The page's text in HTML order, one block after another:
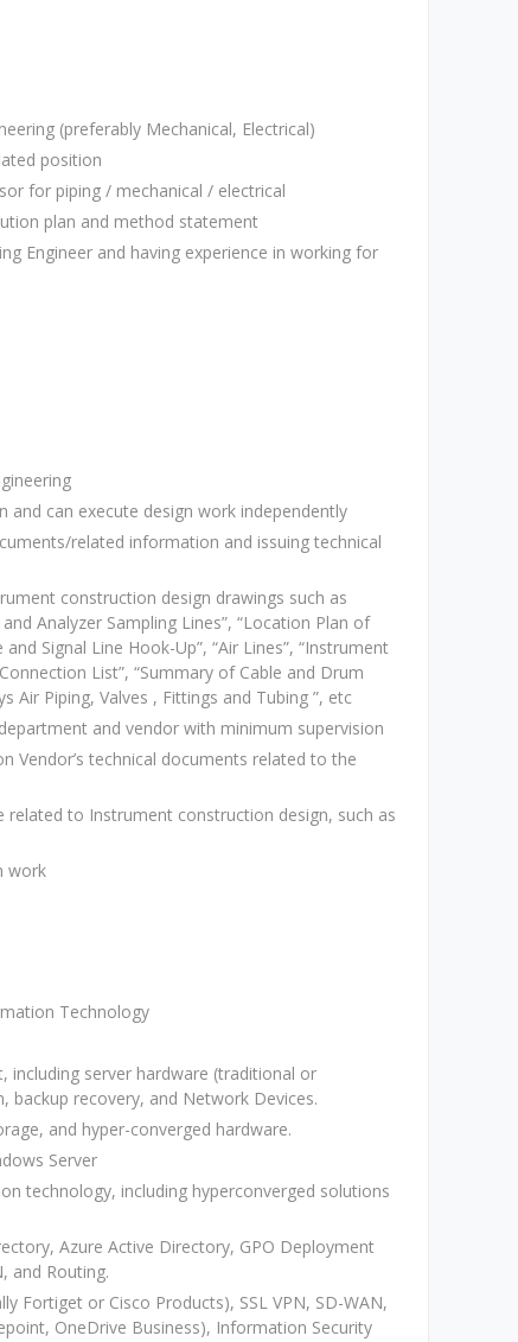
(preferably Mechanical, Electrical)
position
for piping / mechanical / electrical
plan and method statement
Engineer and having experience in working for
and can execute design work independently
related information and issuing technical
construction design drawings such as
Analyzer Sampling Lines”, “Location Plan of
Signal Line Hook-Up”, “Air Lines”, “Instrument
List”, “Summary of Cable and Drum
Air Piping, Valves , Fittings and Tubing ”, etc
and vendor with minimum supervision
Vendor’s technical documents related to the
related to Instrument construction design, such as
work
Technology
including server hardware (traditional or
backup recovery, and Network Devices.
and hyper-converged hardware.
Server
technology, including hyperconverged solutions
Azure Active Directory, GPO Deployment
and Routing.
Fortiget or Cisco Products), SSL VPN, SD-WAN,
OneDrive Business), Information Security